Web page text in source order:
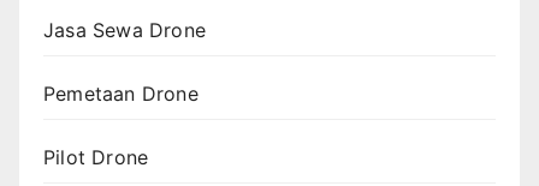
Jasa Sewa Drone
Pemetaan Drone
Pilot Drone